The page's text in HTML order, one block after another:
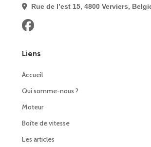
Rue de l’est 15, 4800 Verviers,
Liens
Accueil
Qui somme-nous ?
Moteur
Boîte de vitesse
Les articles